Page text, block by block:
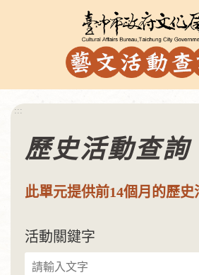
:::
歷史活動查詢
此單元提供前14個月的歷史
活動關鍵字